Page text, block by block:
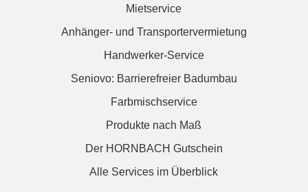
Mietservice
Anhänger- und Transportervermietung
Handwerker-Service
Seniovo: Barrierefreier Badumbau
Farbmischservice
Produkte nach Maß
Der HORNBACH Gutschein
Alle Services im Überblick